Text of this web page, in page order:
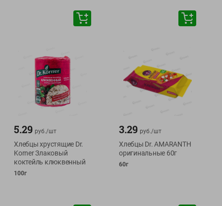
5.29 руб./шт
Хлебцы хрустящие Dr.
Korner Злаковый
коктейль клюквенный
100г
3.29 руб./шт
Хлебцы Dr. AMARANTH
оригинальные 60г
60г